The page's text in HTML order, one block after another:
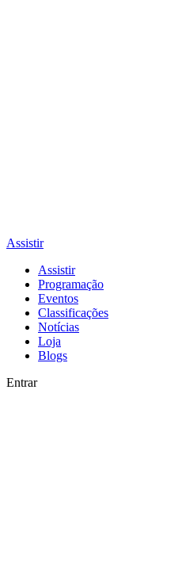
Assistir
Assistir
Programação
Eventos
Classificações
Notícias
Loja
Blogs
Entrar